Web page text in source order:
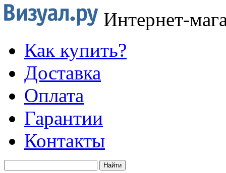
Интернет-
Как купить?
Доставка
Оплата
Гарантии
Контакты